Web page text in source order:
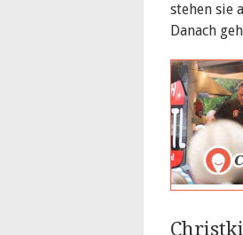
stehen sie
Danach